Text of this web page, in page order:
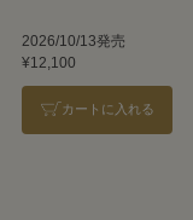
2026/10/13発売
¥12,100
カートに入れる